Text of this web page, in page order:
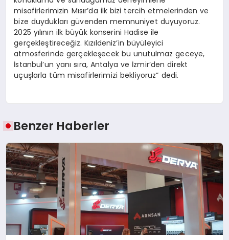
misafirlerimizin Mısır’da ilk bizi tercih etmelerinden ve
bize duydukları güvenden memnuniyet duyuyoruz.
2025 yılının ilk büyük konserini Hadise ile
gerçekleştireceğiz. Kızıldeniz’in büyüleyici
atmosferinde gerçekleşecek bu unutulmaz geceye,
İstanbul’un yanı sıra, Antalya ve İzmir’den direkt
uçuşlarla tüm misafirlerimizi bekliyoruz” dedi.
Benzer Haberler